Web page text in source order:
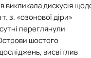
викликала дискусія
з. «озонової діри»
переглянули
шостого
висвітлив